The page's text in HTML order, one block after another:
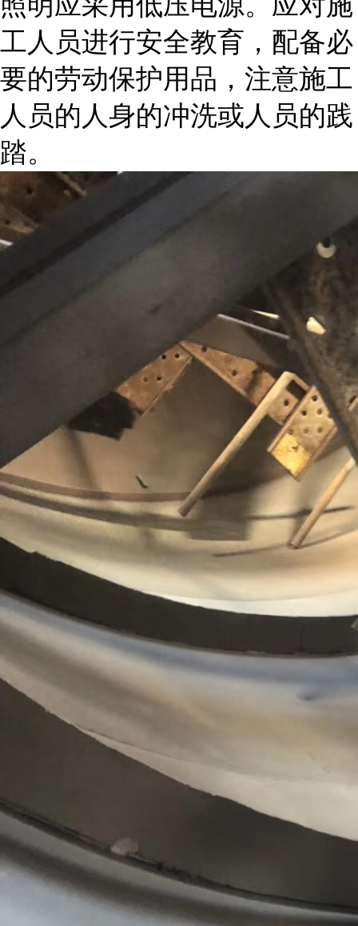
工人员进行安全教育，配备必
要的劳动保护用品，注意施工
人员的人身的冲洗或人员的践
踏。